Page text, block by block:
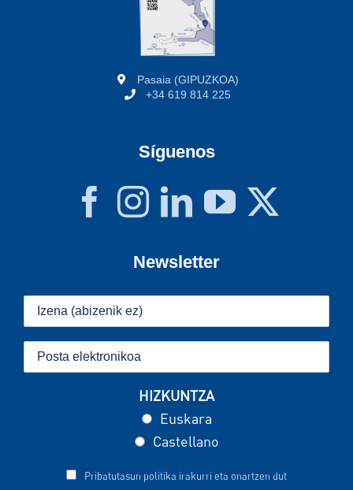
Pasaia (GIPUZKOA)
+34 619 814 225
Síguenos
Newsletter
HIZKUNTZA
Euskara
Castellano
Pribatutasun politika irakurri eta onartzen dut